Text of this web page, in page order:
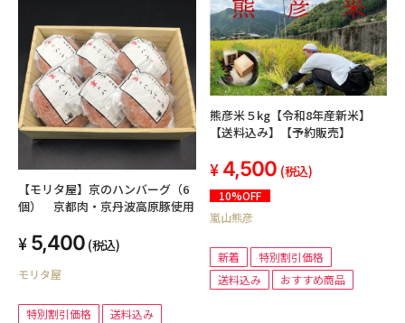
【モリタ屋】京のハンバーグ（6
個） 京都肉・京丹波高原豚使用
5,400 (税込)
モリタ屋
特別割引価格
送料込み
熊彦米５kg【令和8年産新米】
【送料込み】【予約販売】
4,500 (税込)
10%OFF
嵐山熊彦
新着
特別割引価格
送料込み
おすすめ商品